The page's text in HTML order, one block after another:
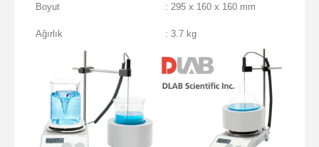
Boyut : 295 x 160 x 160 mm
Ağırlık : 3.7 kg